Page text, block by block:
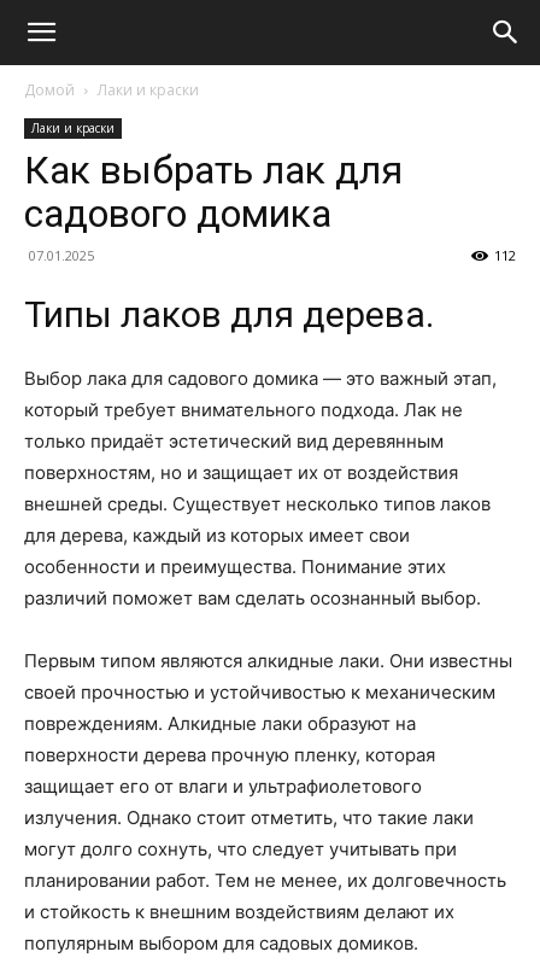
Домой Лаки и краски
Лаки и краски
Как выбрать лак для
садового домика
07.01.2025 112
Типы лаков для дерева.
Выбор лака для садового домика — это важный этап,
который требует внимательного подхода. Лак не
только придаёт эстетический вид деревянным
поверхностям, но и защищает их от воздействия
внешней среды. Существует несколько типов лаков
для дерева, каждый из которых имеет свои
особенности и преимущества. Понимание этих
различий поможет вам сделать осознанный выбор.
Первым типом являются алкидные лаки. Они известны
своей прочностью и устойчивостью к механическим
повреждениям. Алкидные лаки образуют на
поверхности дерева прочную пленку, которая
защищает его от влаги и ультрафиолетового
излучения. Однако стоит отметить, что такие лаки
могут долго сохнуть, что следует учитывать при
планировании работ. Тем не менее, их долговечность
и стойкость к внешним воздействиям делают их
популярным выбором для садовых домиков.